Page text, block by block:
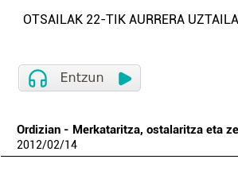
OTSAILAK 22-TIK AURRERA
Ordizian - Merkataritza, ostalaritza eta
2012/02/14